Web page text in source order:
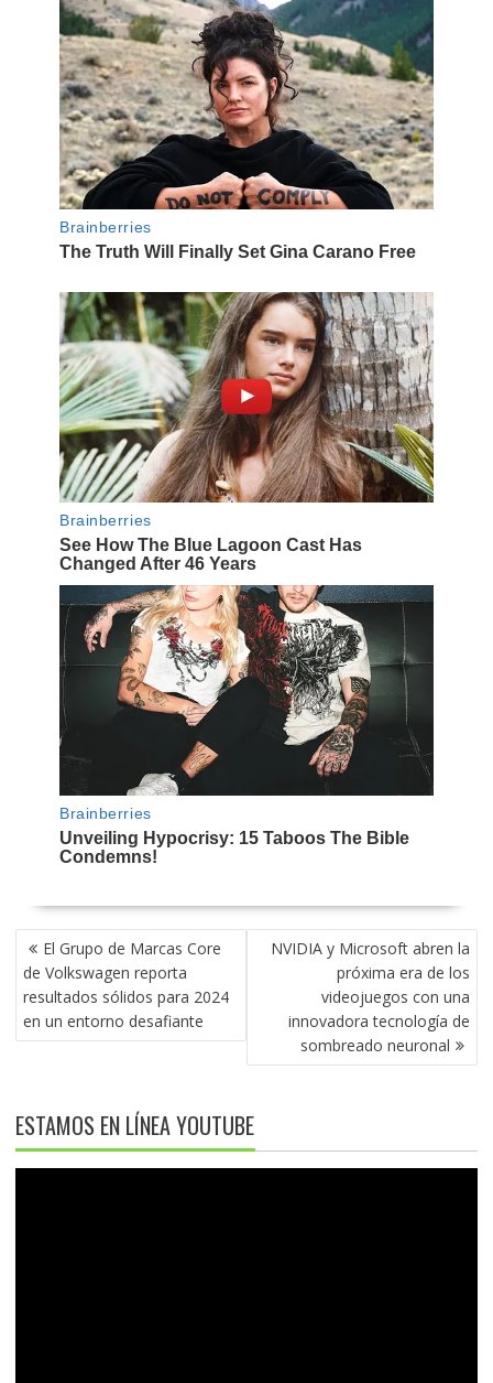
NAVEGACIÓN
DE
ENTRADAS
El Grupo de Marcas Core
de Volkswagen reporta
resultados sólidos para 2024
en un entorno desafiante
NVIDIA y Microsoft abren la
próxima era de los
videojuegos con una
innovadora tecnología de
sombreado neuronal
ESTAMOS EN LÍNEA YOUTUBE